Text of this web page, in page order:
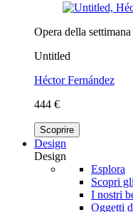
Opera della settimana
Untitled
Héctor Fernández
444 €
Scoprire
Design
Design
Esplora
Scopri
I nostri
Oggetti